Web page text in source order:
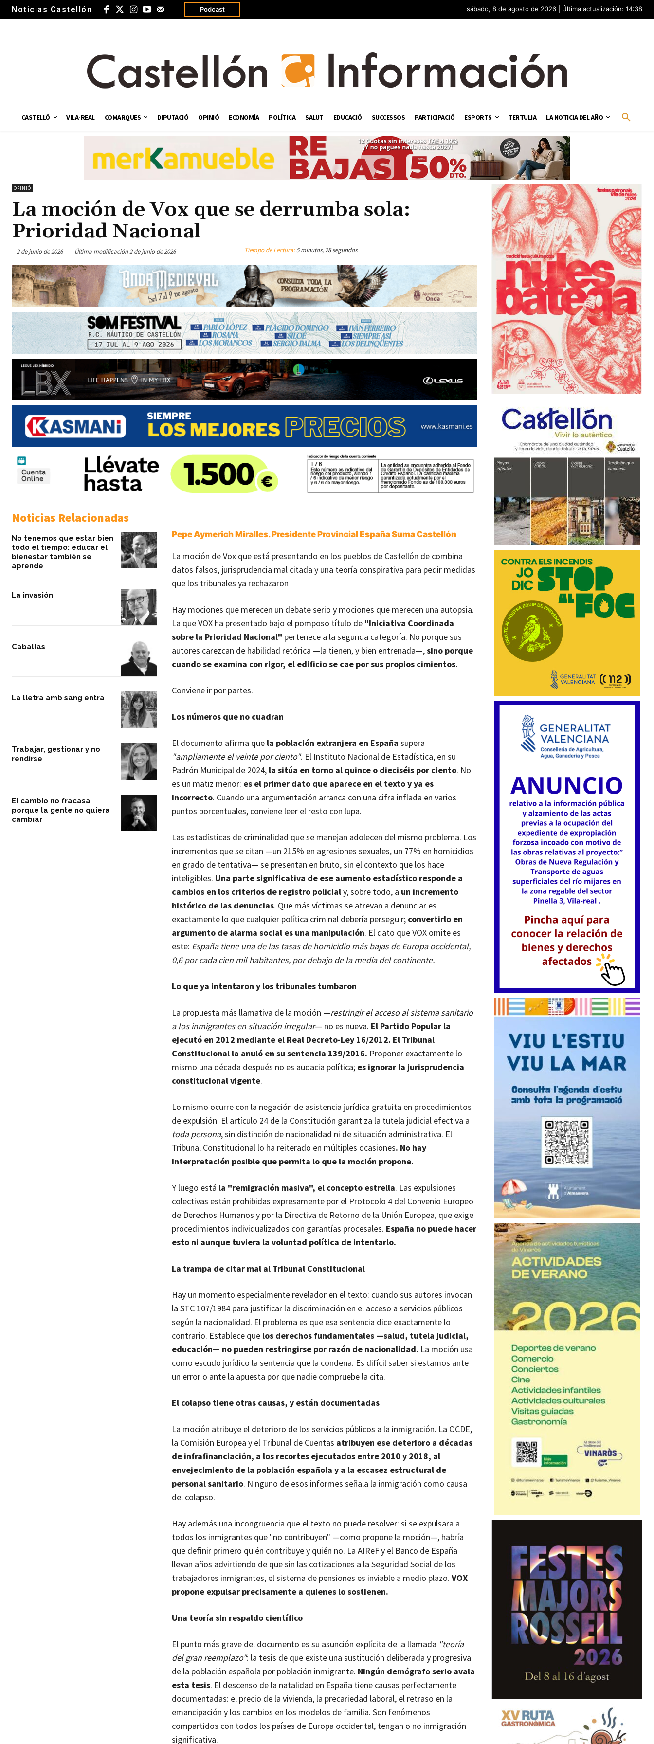
Noticias Castellón Podcast sábado, 8 de agosto de 2026 | Última actualización: 14:38
CASTELLÓ VILA-REAL COMARQUES DIPUTACIÓ OPINIÓ ECONOMÍA POLÍTICA SALUT EDUCACIÓ SUCCESSOS PARTICIPACIÓ ESPORTS TERTULIA LA NOTICIA DEL AÑO
OPINIÓ
La moción de Vox que se derrumba sola:
Prioridad Nacional
2 de junio de 2026 Última modificación2 de junio de 2026 Tiempo de Lectura:5 minutos, 28 segundos
Noticias Relacionadas
No tenemos que estar bien
todo el tiempo: educar el
bienestar también se
aprende
La invasión
Caballas
La lletra amb sang entra
Trabajar, gestionar y no
rendirse
El cambio no fracasa
porque la gente no quiera
cambiar
Pepe Aymerich Miralles. Presidente Provincial España Suma Castellón
La moción de Vox que está presentando en los pueblos de Castellón de combina
datos falsos, jurisprudencia mal citada y una teoría conspirativa para pedir medidas
que los tribunales ya rechazaron
Hay mociones que merecen un debate serio y mociones que merecen una autopsia.
La que VOX ha presentado bajo el pomposo título de "Iniciativa Coordinada
sobre la Prioridad Nacional" pertenece a la segunda categoría. No porque sus
autores carezcan de habilidad retórica —la tienen, y bien entrenada—,sino porque
cuando se examina con rigor, el edificio se cae por sus propios cimientos.
Conviene ir por partes.
Los números que no cuadran
El documento afirma que la población extranjera en España supera
"ampliamente el veinte por ciento". El Instituto Nacional de Estadística, en su
Padrón Municipal de 2024, la sitúa en torno al quince o dieciséis por ciento. No
es un matiz menor: es el primer dato que aparece en el texto y ya es
incorrecto. Cuando una argumentación arranca con una cifra inflada en varios
puntos porcentuales, conviene leer el resto con lupa.
Las estadísticas de criminalidad que se manejan adolecen del mismo problema. Los
incrementos que se citan —un 215% en agresiones sexuales, un 77% en homicidios
en grado de tentativa— se presentan en bruto, sin el contexto que los hace
inteligibles. Una parte significativa de ese aumento estadístico responde a
cambios en los criterios de registro policialy, sobre todo, a un incremento
histórico de las denuncias. Que más víctimas se atrevan a denunciar es
exactamente lo que cualquier política criminal debería perseguir; convertirlo en
argumento de alarma social es una manipulación. El dato que VOX omite es
este: España tiene una de las tasas de homicidio más bajas de Europa occidental,
0,6 por cada cien mil habitantes, por debajo de la media del continente.
Lo que ya intentaron y los tribunales tumbaron
La propuesta más llamativa de la moción —restringir el acceso al sistema sanitario
a los inmigrantes en situación irregular— no es nueva. El Partido Popular la
ejecutó en 2012 mediante el Real Decreto-Ley 16/2012. El Tribunal
Constitucional la anuló en su sentencia 139/2016. Proponer exactamente lo
mismo una década después no es audacia política; es ignorar la jurisprudencia
constitucional vigente.
Lo mismo ocurre con la negación de asistencia jurídica gratuita en procedimientos
de expulsión. El artículo 24 de la Constitución garantiza la tutela judicial efectiva a
toda persona, sin distinción de nacionalidad ni de situación administrativa. El
Tribunal Constitucional lo ha reiterado en múltiples ocasiones. No hay
interpretación posible que permita lo que la moción propone.
Y luego está la "remigración masiva", el concepto estrella. Las expulsiones
colectivas están prohibidas expresamente por el Protocolo 4 del Convenio Europeo
de Derechos Humanos y por la Directiva de Retorno de la Unión Europea, que exige
procedimientos individualizados con garantías procesales. España no puede hacer
esto ni aunque tuviera la voluntad política de intentarlo.
La trampa de citar mal al Tribunal Constitucional
Hay un momento especialmente revelador en el texto: cuando sus autores invocan
la STC 107/1984 para justificar la discriminación en el acceso a servicios públicos
según la nacionalidad. El problema es que esa sentencia dice exactamente lo
contrario. Establece que los derechos fundamentales —salud, tutela judicial,
educación— no pueden restringirse por razón de nacionalidad. La moción usa
como escudo jurídico la sentencia que la condena. Es difícil saber si estamos ante
un error o ante la apuesta por que nadie compruebe la cita.
El colapso tiene otras causas, y están documentadas
La moción atribuye el deterioro de los servicios públicos a la inmigración. La OCDE,
la Comisión Europea y el Tribunal de Cuentas atribuyen ese deterioro a décadas
de infrafinanciación, a los recortes ejecutados entre 2010 y 2018, al
envejecimiento de la población española y a la escasez estructural de
personal sanitario. Ninguno de esos informes señala la inmigración como causa
del colapso.
Hay además una incongruencia que el texto no puede resolver: si se expulsara a
todos los inmigrantes que "no contribuyen" —como propone la moción—, habría
que definir primero quién contribuye y quién no. La AIReF y el Banco de España
llevan años advirtiendo de que sin las cotizaciones a la Seguridad Social de los
trabajadores inmigrantes, el sistema de pensiones es inviable a medio plazo. VOX
propone expulsar precisamente a quienes lo sostienen.
Una teoría sin respaldo científico
El punto más grave del documento es su asunción explícita de la llamada "teoría
del gran reemplazo": la tesis de que existe una sustitución deliberada y progresiva
de la población española por población inmigrante. Ningún demógrafo serio avala
esta tesis. El descenso de la natalidad en España tiene causas perfectamente
documentadas: el precio de la vivienda, la precariedad laboral, el retraso en la
emancipación y los cambios en los modelos de familia. Son fenómenos
compartidos con todos los países de Europa occidental, tengan o no inmigración
significativa.